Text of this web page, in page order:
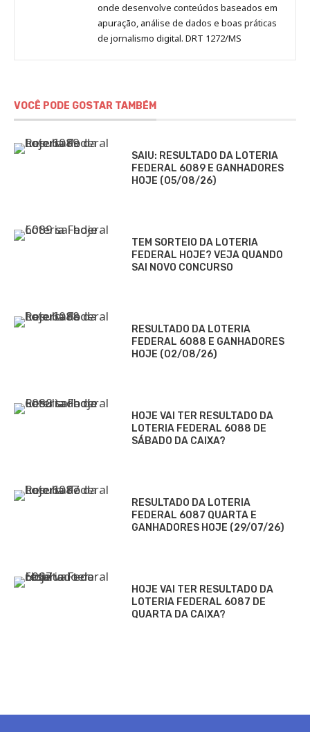
onde desenvolve conteúdos baseados em
apuração, análise de dados e boas práticas
de jornalismo digital. DRT 1272/MS
VOCÊ PODE GOSTAR TAMBÉM
SAIU: RESULTADO DA LOTERIA
FEDERAL 6089 E GANHADORES
HOJE (05/08/26)
TEM SORTEIO DA LOTERIA
FEDERAL HOJE? VEJA QUANDO
SAI NOVO CONCURSO
RESULTADO DA LOTERIA
FEDERAL 6088 E GANHADORES
HOJE (02/08/26)
HOJE VAI TER RESULTADO DA
LOTERIA FEDERAL 6088 DE
SÁBADO DA CAIXA?
RESULTADO DA LOTERIA
FEDERAL 6087 QUARTA E
GANHADORES HOJE (29/07/26)
HOJE VAI TER RESULTADO DA
LOTERIA FEDERAL 6087 DE
QUARTA DA CAIXA?